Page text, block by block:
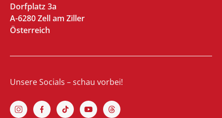
Dorfplatz 3a
A-6280 Zell am Ziller
Österreich
Unsere Socials – schau vorbei!